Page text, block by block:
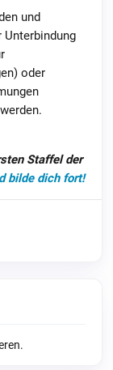
und
oder
Staffel der
bilde dich fort!